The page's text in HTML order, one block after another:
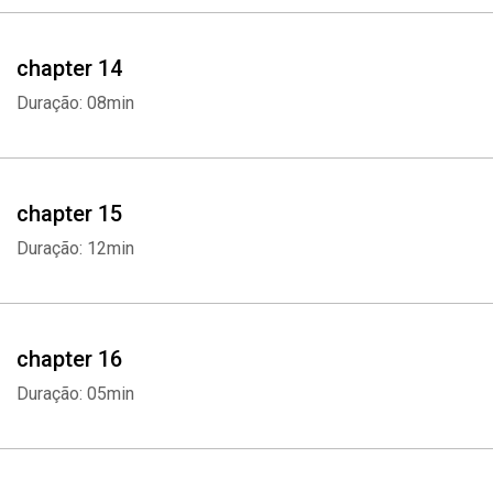
chapter 14
Duração: 08min
chapter 15
Duração: 12min
chapter 16
Duração: 05min